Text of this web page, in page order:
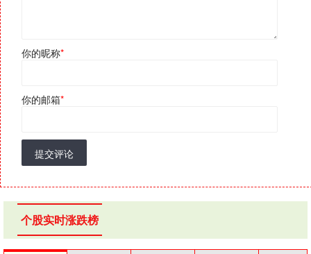
你的昵称*
你的邮箱*
提交评论
个股实时涨跌榜